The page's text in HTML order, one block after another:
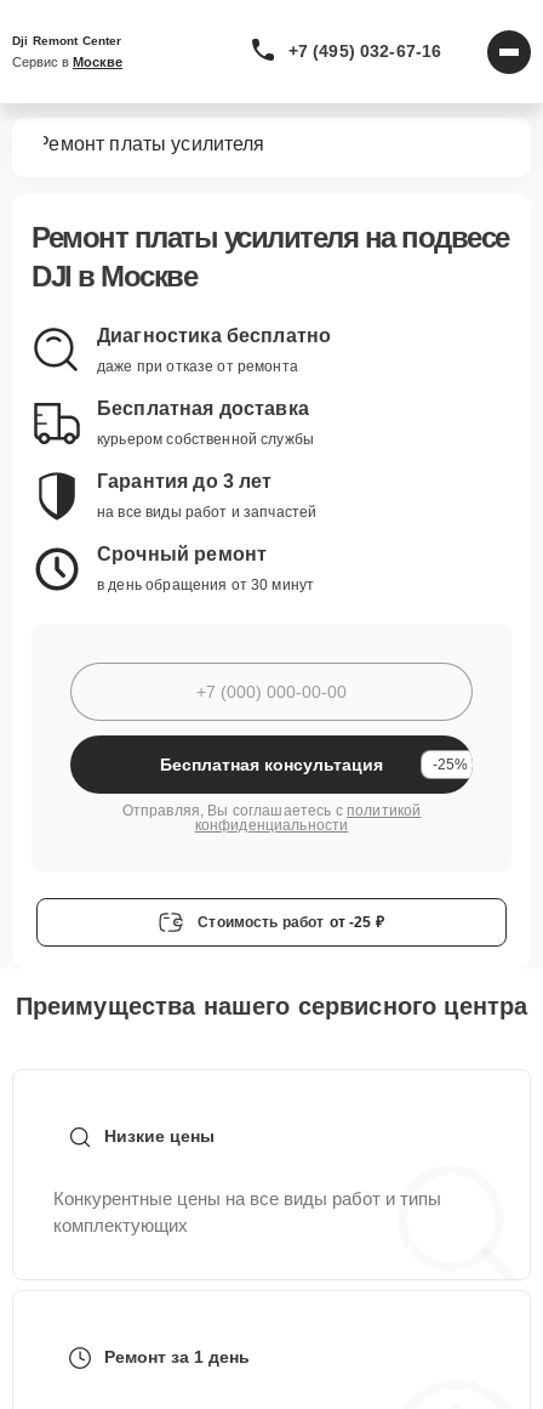
Dji Remont Center
Сервис в Москве
+7 (495) 032-67-16
Ремонт платы усилителя
Ремонт платы усилителяна подвесе
DJI в Москве
Диагностика бесплатно
даже при отказе от ремонта
Бесплатная доставка
курьером собственной службы
Гарантия до 3 лет
на все виды работ и запчастей
Срочный ремонт
в день обращения от 30 минут
Бесплатная консультация -25%
Отправляя, Вы соглашаетесь с политикой
конфиденциальности
Стоимость работ от -25 ₽
Преимущества нашего сервисного центра
Низкие цены
Конкурентные цены на все виды работ и типы
комплектующих
Ремонт за 1 день